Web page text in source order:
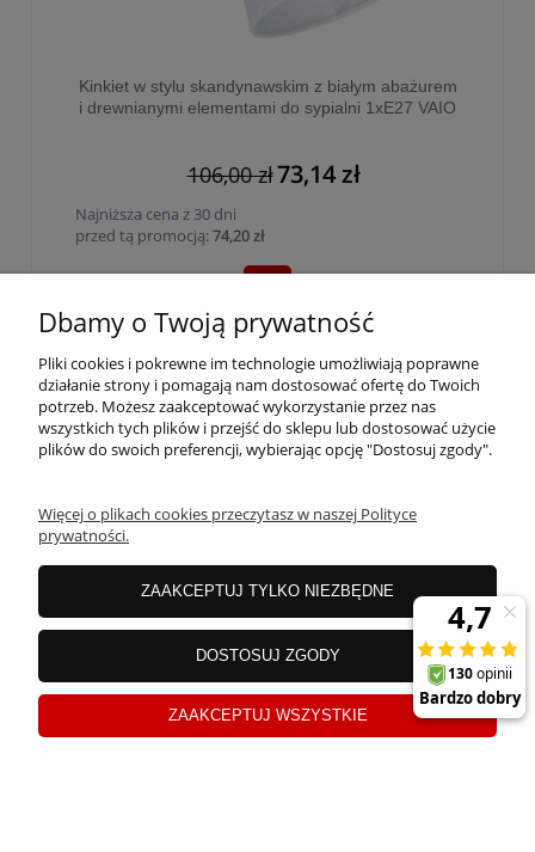
Kinkiet w stylu skandynawskim z białym abażurem
i drewnianymi elementami do sypialni 1xE27 VAIO
106,00 zł73,14 zł
Najniższa cena z 30 dni
przed tą promocją:74,20 zł
Dbamy o Twoją prywatność
Pliki cookies i pokrewne im technologie umożliwiają poprawne
działanie strony i pomagają nam dostosować ofertę do Twoich
potrzeb. Możesz zaakceptować wykorzystanie przez nas
wszystkich tych plików i przejść do sklepu lub dostosować użycie
plików do swoich preferencji, wybierając opcję "Dostosuj zgody".
Więcej o plikach cookies przeczytasz w naszej Polityce
prywatności.
ZAAKCEPTUJ TYLKO NIEZBĘDNE
DOSTOSUJ ZGODY
ZAAKCEPTUJ WSZYSTKIE